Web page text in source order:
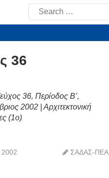
Search
for:
36
36, Περίοδος Β’,
2002 | Αρχιτεκτονική
(1ο)
ΣΑΔΑΣ-ΠΕΑ